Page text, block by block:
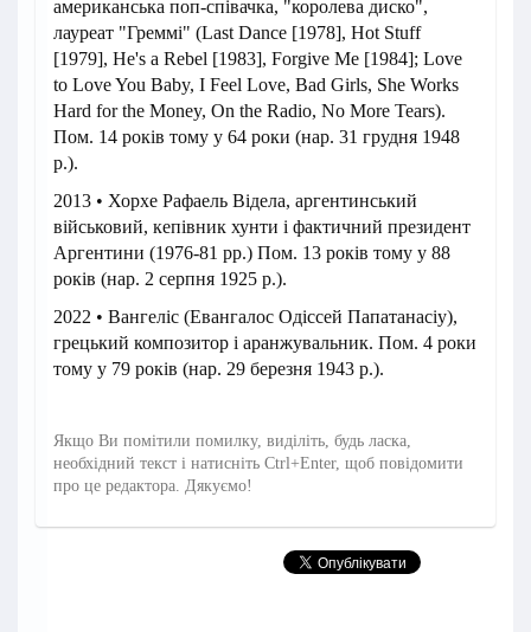
американська поп-співачка, "королева диско",
лауреат "Греммі" (Last Dance [1978], Hot Stuff
[1979], He's a Rebel [1983], Forgive Me [1984]; Love
to Love You Baby, I Feel Love, Bad Girls, She Works
Hard for the Money, On the Radio, No More Tears).
Пом. 14 років тому у 64 роки (нар. 31 грудня 1948
р.).
2013 • Хорхе Рафаель Відела, аргентинський
військовий, кепівник хунти і фактичний президент
Аргентини (1976-81 рр.) Пом. 13 років тому у 88
років (нар. 2 серпня 1925 р.).
2022 • Вангеліс (Евангалос Одіссей Папатанасіу),
грецький композитор і аранжувальник. Пом. 4 роки
тому у 79 років (нар. 29 березня 1943 р.).
Якщо Ви помітили помилку, виділіть, будь ласка,
необхідний текст і натисніть Ctrl+Enter, щоб повідомити
про це редактора. Дякуємо!